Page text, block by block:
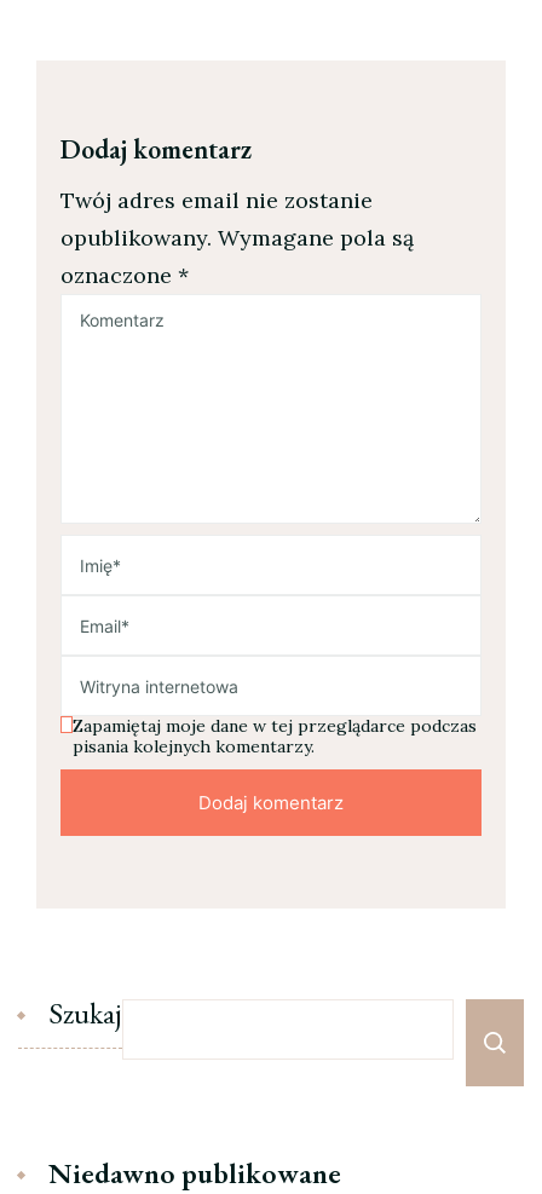
Dodaj komentarz
Twój adres email nie zostanie
opublikowany. Wymagane pola są
oznaczone *
Zapamiętaj moje dane w tej przeglądarce podczas
pisania kolejnych komentarzy.
Szukaj
Niedawno publikowane